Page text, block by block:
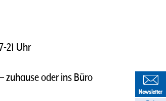
21 Uhr
zuhause oder ins Büro
Newsletter